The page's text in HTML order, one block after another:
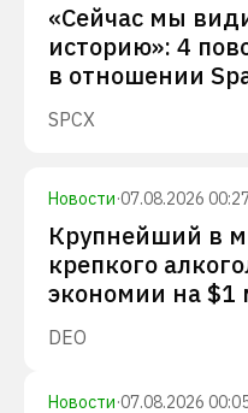
«Сейчас мы
историю»: 4
в отношении
SPCX
Новости·07.08.2026
Крупнейший в
крепкого
экономии на $1
DEO
Новости·07.08.2026